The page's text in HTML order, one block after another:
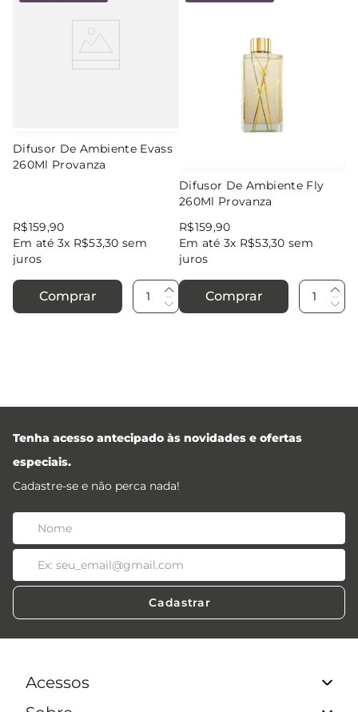
Difusor De Ambiente Evass
260Ml Provanza
R$159,90
Em até 3x R$53,30 sem
juros
Comprar
Difusor De Ambiente Fly
260Ml Provanza
R$159,90
Em até 3x R$53,30 sem
juros
Comprar
Tenha acesso antecipado às novidades e ofertas
especiais.
Cadastre-se e não perca nada!
Cadastrar
Acessos